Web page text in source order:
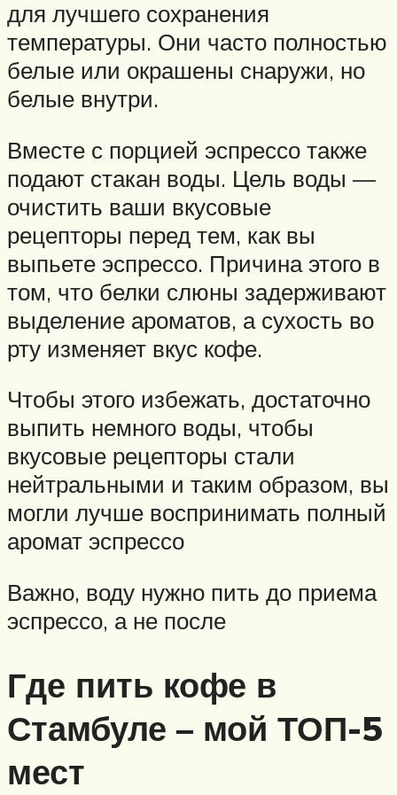
для лучшего сохранения
температуры. Они часто полностью
белые или окрашены снаружи, но
белые внутри.
Вместе с порцией эспрессо также
подают стакан воды. Цель воды —
очистить ваши вкусовые
рецепторы перед тем, как вы
выпьете эспрессо. Причина этого в
том, что белки слюны задерживают
выделение ароматов, а сухость во
рту изменяет вкус кофе.
Чтобы этого избежать, достаточно
выпить немного воды, чтобы
вкусовые рецепторы стали
нейтральными и таким образом, вы
могли лучше воспринимать полный
аромат эспрессо
Важно, воду нужно пить до приема
эспрессо, а не после
Где пить кофе в
Стамбуле – мой ТОП-5
мест